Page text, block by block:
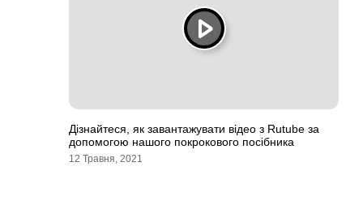
Дізнайтеся, як завантажувати відео з Rutube за
допомогою нашого покрокового посібника
12 Травня, 2021